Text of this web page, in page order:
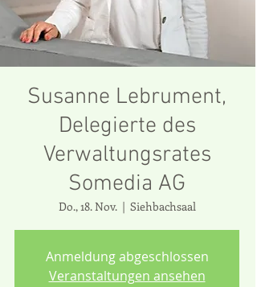
Susanne Lebrument,
Delegierte des
Verwaltungsrates
Somedia AG
Do., 18. Nov.
  |
Siehbachsaal
Anmeldung abgeschlossen
Veranstaltungen ansehen